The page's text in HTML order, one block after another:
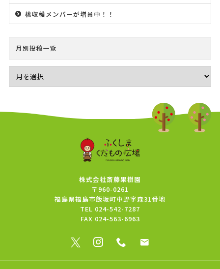
桃収穫メンバーが増員中！！
月別投稿一覧
株式会社斎藤果樹園
〒960-0261
福島県福島市飯坂町中野字森31番地
TEL 024-542-7287
FAX 024-563-6963